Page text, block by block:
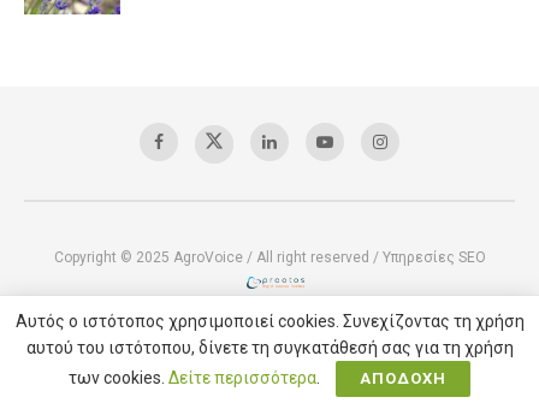
Copyright © 2025 AgroVoice / All right reserved / Υπηρεσίες SEO
Αυτός ο ιστότοπος χρησιμοποιεί cookies. Συνεχίζοντας τη χρήση
αυτού του ιστότοπου, δίνετε τη συγκατάθεσή σας για τη χρήση
των cookies. Δείτε περισσότερα ΑΠΟΔΟΧΗ